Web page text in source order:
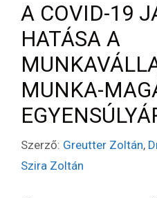
A COVID-19
HATÁSA A
MUNKA-
Szerző: Greutter Zoltán,
Szira Zoltán